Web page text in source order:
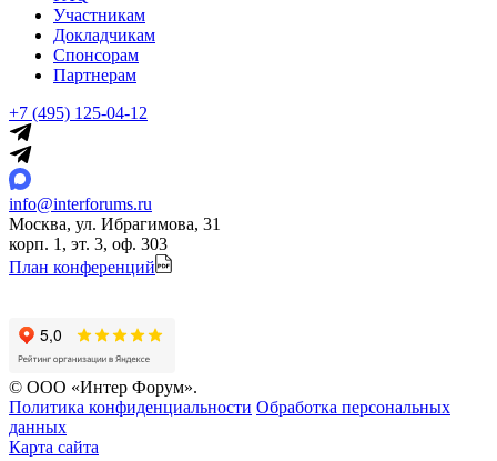
Участникам
Докладчикам
Спонсорам
Партнерам
+7 (495) 125-04-12
info@interforums.ru
Москва, ул. Ибрагимова, 31
корп. 1, эт. 3, оф. 303
План конференций
© ООО «Интер Форум».
Политика конфиденциальности Обработка персональных
данных
Карта сайта